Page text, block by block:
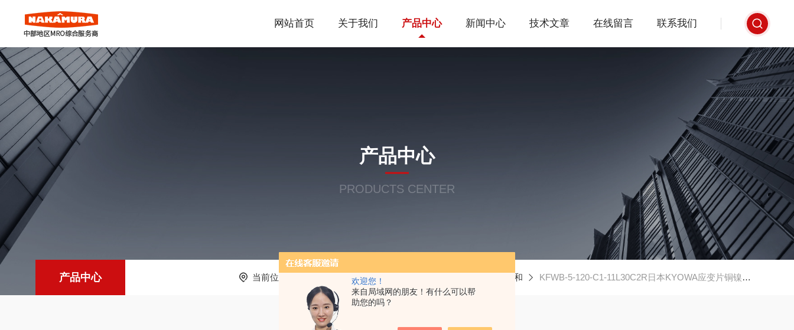
欢迎您！
来自局域网的朋友！有什么可以帮
助您的吗？
网站首页 关于我们 产品中心 新闻中心 技术文章 在线留言 联系我们
产品中心
PRODUCTS CENTER
产品中心 当前位置： 产品中心 KYOWA共和 KFWB-5-120-C1-11L30C2R日本KYOWA应变片铜镍合金敏感栅高附着力